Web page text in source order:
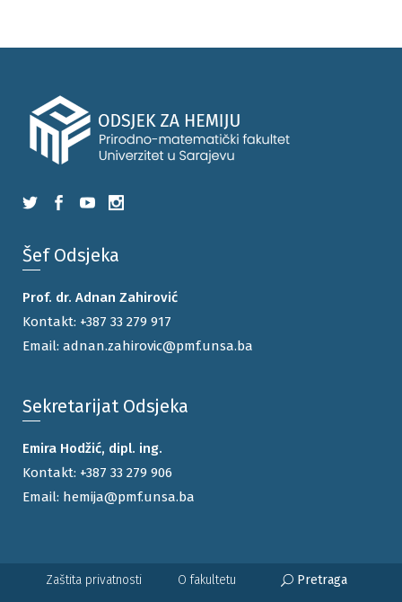
Šef Odsjeka
Prof. dr. Adnan Zahirović
Kontakt: +387 33 279 917
Email: adnan.zahirovic@pmf.unsa.ba
Sekretarijat Odsjeka
Emira Hodžić, dipl. ing.
Kontakt: +387 33 279 906
Email: hemija@pmf.unsa.ba
Zaštita privatnosti O fakultetu Pretraga